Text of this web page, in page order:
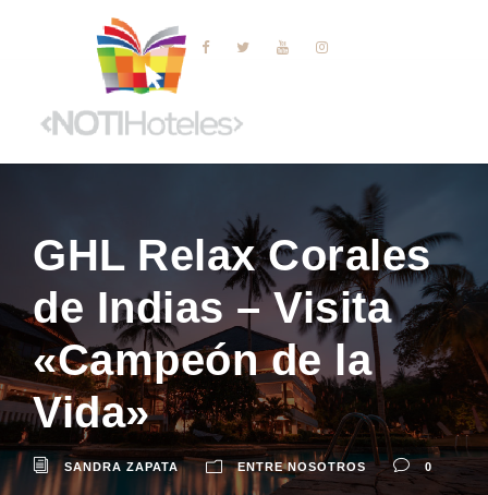
GHL Relax Corales
de Indias – Visita
«Campeón de la
Vida»
SANDRA ZAPATA ENTRE NOSOTROS 0